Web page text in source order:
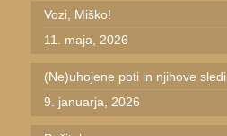
Vozi, Miško!
11. maja, 2026
(Ne)uhojene poti in njihove sledi
9. januarja, 2026